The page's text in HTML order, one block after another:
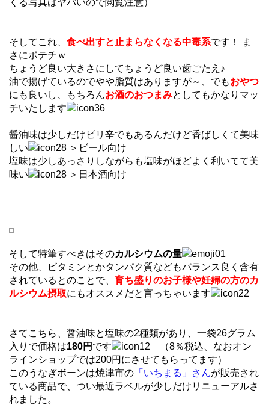
くる写真はヤバいので閲覧注意）
そしてこれ、 食べ出すと止まらなくなる中毒系です！ ま
さにポテチｗ
ちょうど良い大きさにしてちょうど良い歯ごたえ♪
油で揚げているのでやや脂質はありますが～、でもおやつ
にも良いし、もちろんお酒のおつまみとしてもかなりマッ
チいたします
醤油味は少しだけピリ辛でもあるんだけど香ばしくて美味
しい
＞ビール向け
塩味は少しあっさりしながらも塩味がほどよく利いてて美
味い
＞日本酒向け
そして特筆すべきはそのカルシウムの量
その他、ビタミンとかタンパク質などもバランス良く含有
されているとのことで、 育ち盛りのお子様や妊婦の方のカ
ルシウム摂取にもオススメだと言っちゃいます
さてこちら、醤油味と塩味の2種類があり、一袋26グラム
入りで価格は180円 です
（8％税込、なおオン
ラインショップでは200円にさせてもらってます）
このうなぎボーンは焼津市の 「いちまる」さんが販売され
ている商品で、つい最近ラベルが少しだけリニューアルさ
れました。